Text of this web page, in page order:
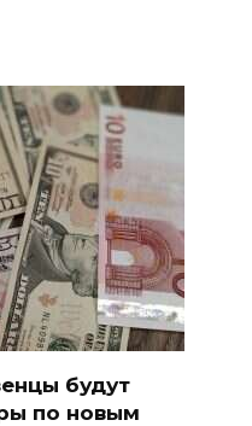
будут
по новым